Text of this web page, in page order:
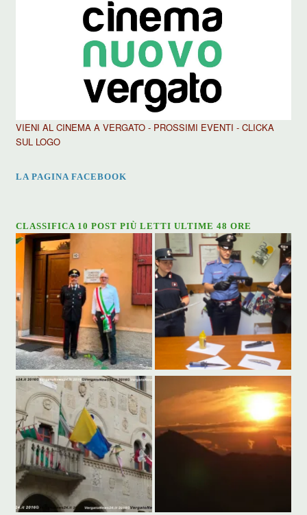
VIENI AL CINEMA A VERGATO - PROSSIMI EVENTI - CLICKA
SUL LOGO
LA PAGINA FACEBOOK
CLASSIFICA 10 POST PIÙ LETTI ULTIME 48 ORE